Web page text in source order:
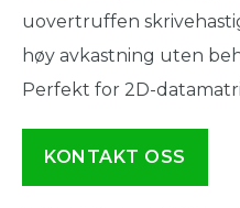
uovertruffen
høy avkastning uten
Perfekt for 2D-
KONTAKT OSS